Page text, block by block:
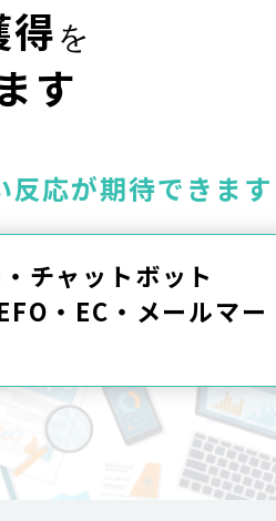
得 を
す
応が期待できます
チャットボット
・EC・メールマー